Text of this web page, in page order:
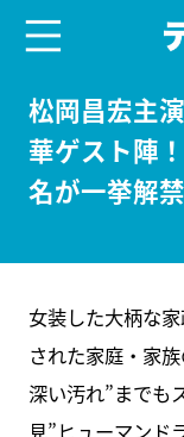
松岡昌宏主
華ゲスト陣
名が一挙解禁
女装した大柄な
された家庭・家
深い汚れ”までも
見”ヒューマンド